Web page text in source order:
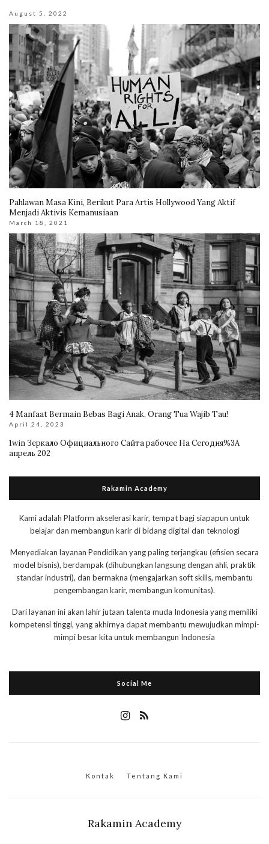
August 5, 2022
Pahlawan Masa Kini, Berikut Para Artis Hollywood Yang Aktif
Menjadi Aktivis Kemanusiaan
March 18, 2021
4 Manfaat Bermain Bebas Bagi Anak, Orang Tua Wajib Tau!
April 24, 2023
1win Зеркало Официального Сайта рабочее На Сегодня%3A
апрель 202
Rakamin Academy
Kami adalah Platform akselerasi karir, tempat bagi siapapun untuk
belajar dan membangun karir di bidang digital dan teknologi
Menyediakan layanan Pendidikan yang paling terjangkau (efisien secara
model bisnis), berdampak (dihubungkan langsung dengan ahli, praktik
standar industri), dan bermakna (mengajarkan soft skills, membantu
pengembangan karir, membangun komunitas).
Dari layanan ini akan lahir jutaan talenta muda Indonesia yang memiliki
kompetensi tinggi, yang akhirnya dapat membantu mewujudkan mimpi-
mimpi besar kita untuk membangun Indonesia
Social Me
Kontak Tentang Kami
Rakamin Academy